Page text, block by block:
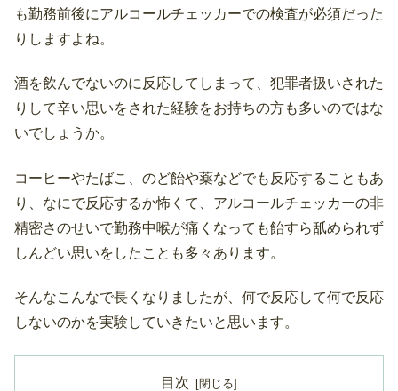
も勤務前後にアルコールチェッカーでの検査が必須だった
りしますよね。
酒を飲んでないのに反応してしまって、犯罪者扱いされた
りして辛い思いをされた経験をお持ちの方も多いのではな
いでしょうか。
コーヒーやたばこ、のど飴や薬などでも反応することもあ
り、なにで反応するか怖くて、アルコールチェッカーの非
精密さのせいで勤務中喉が痛くなっても飴すら舐められず
しんどい思いをしたことも多々あります。
そんなこんなで長くなりましたが、何で反応して何で反応
しないのかを実験していきたいと思います。
目次